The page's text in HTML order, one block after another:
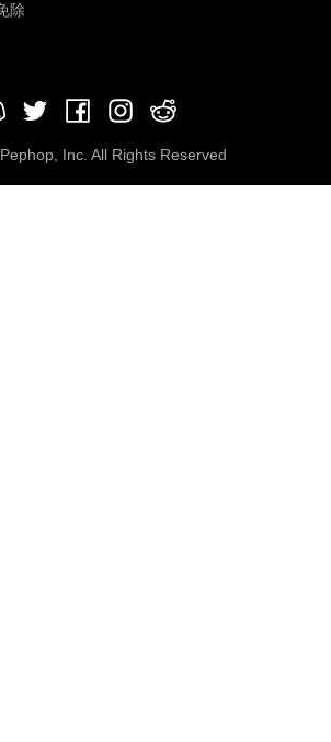
除
Inc. All Rights Reserved